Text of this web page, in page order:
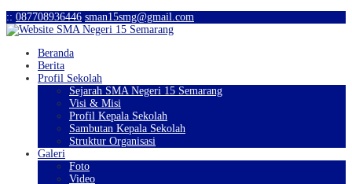
:: 087708936446 sman15smg@gmail.com
Beranda
Berita
Profil Sekolah
Sejarah SMA Negeri 15 Semarang
Visi & Misi
Profil Kepala Sekolah
Sambutan Kepala Sekolah
Struktur Organisasi
Galeri
Foto
Video